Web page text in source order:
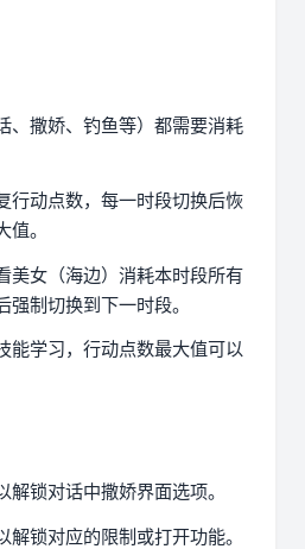
、撒娇、钓鱼等）都需要消耗
行动点数，每一时段切换后恢
。
美女（海边）消耗本时段所有
强制切换到下一时段。
能学习，行动点数最大值可以
解锁对话中撒娇界面选项。
解锁对应的限制或打开功能。